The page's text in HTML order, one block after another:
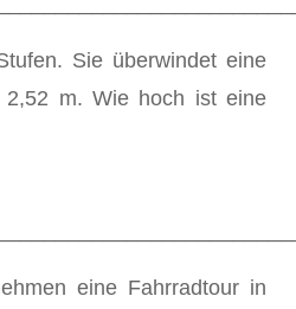
Sie überwindet eine
2,52 m. Wie hoch ist eine
eine Fahrradtour in